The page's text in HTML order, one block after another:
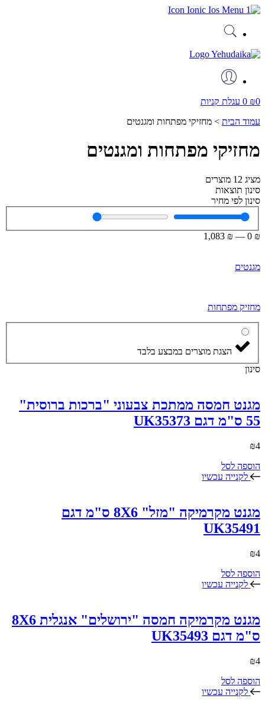
דלג
₪0
0 עגלת קניות
עמוד הבית > מחזיקי מפתחות ומגנטים
מחזיקי מפתחות ומגנטים
מציג 12 מוצרים
סינון תוצאות
סינון לפי מחיר
₪
0
—
₪
1,083
מגנטים
מחזיק מפתחות
הצגת מוצרים במבצע בלבד
סינון
מגנט חמסה ממתכת צבעוני "ברכות ברוסית"
55 ס"מ דגם UK35373
₪4
הוספה לסל
לקנייה עכשיו
מגנט מקרמיקה "מזל" 8X6 ס"מ דגם
UK35491
₪4
הוספה לסל
לקנייה עכשיו
מגנט מקרמיקה חמסה "ירושלים" אנגלית 8X6
ס"מ דגם UK35493
₪4
הוספה לסל
לקנייה עכשיו